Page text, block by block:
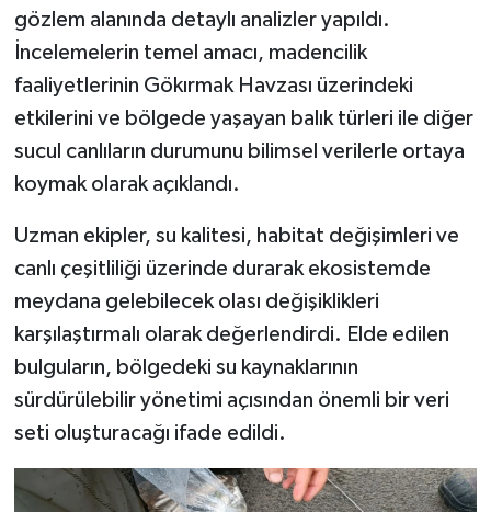
gözlem alanında detaylı analizler yapıldı.
İncelemelerin temel amacı, madencilik
faaliyetlerinin Gökırmak Havzası üzerindeki
etkilerini ve bölgede yaşayan balık türleri ile diğer
sucul canlıların durumunu bilimsel verilerle ortaya
koymak olarak açıklandı.
Uzman ekipler, su kalitesi, habitat değişimleri ve
canlı çeşitliliği üzerinde durarak ekosistemde
meydana gelebilecek olası değişiklikleri
karşılaştırmalı olarak değerlendirdi. Elde edilen
bulguların, bölgedeki su kaynaklarının
sürdürülebilir yönetimi açısından önemli bir veri
seti oluşturacağı ifade edildi.